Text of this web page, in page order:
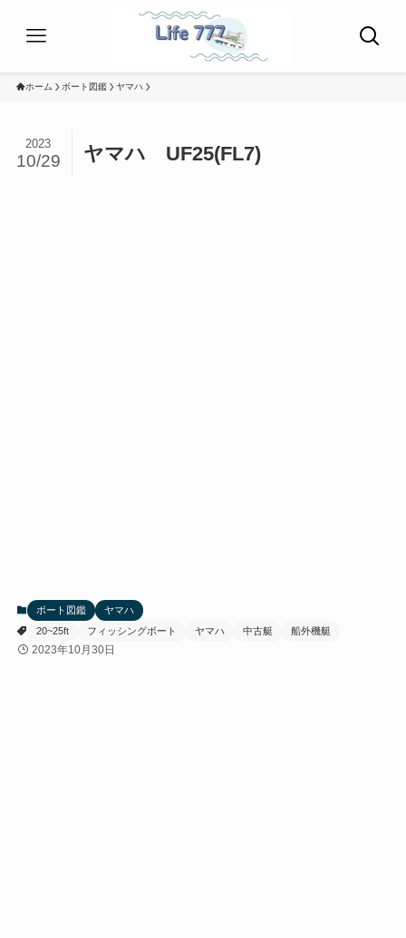
ホーム ボート図鑑 ヤマハ
ヤマハ UF25(FL7)
2023
10/29
ボート図鑑
ヤマハ
20~25ft
フィッシングボート ヤマハ 中古艇 船外機艇
2023年10月30日